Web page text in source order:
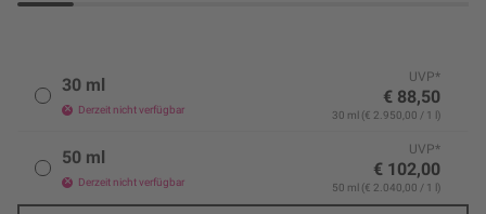
30 ml
Derzeit nicht verfügbar
UVP*
€ 88,50
30 ml (€ 2.950,00 / 1 l)
50 ml
Derzeit nicht verfügbar
UVP*
€ 102,00
50 ml (€ 2.040,00 / 1 l)